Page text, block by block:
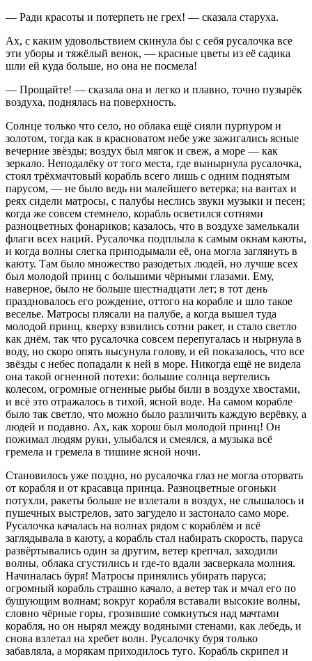
— Ради красоты и потерпеть не грех! — сказала старуха.
Ах, с каким удовольствием скинула бы с себя русалочка все
эти уборы и тяжёлый венок, — красные цветы из её садика
шли ей куда больше, но она не посмела!
— Прощайте! — сказала она и легко и плавно, точно пузырёк
воздуха, поднялась на поверхность.
Солнце только что село, но облака ещё сияли пурпуром и
золотом, тогда как в красноватом небе уже зажигались ясные
вечерние звёзды; воздух был мягок и свеж, а море — как
зеркало. Неподалёку от того места, где вынырнула русалочка,
стоял трёхмачтовый корабль всего лишь с одним поднятым
парусом, — не было ведь ни малейшего ветерка; на вантах и
реях сидели матросы, с палубы неслись звуки музыки и песен;
когда же совсем стемнело, корабль осветился сотнями
разноцветных фонариков; казалось, что в воздухе замелькали
флаги всех наций. Русалочка подплыла к самым окнам каюты,
и когда волны слегка приподымали её, она могла заглянуть в
каюту. Там было множество разодетых людей, но лучше всех
был молодой принц с большими чёрными глазами. Ему,
наверное, было не больше шестнадцати лет; в тот день
праздновалось его рождение, оттого на корабле и шло такое
веселье. Матросы плясали на палубе, а когда вышел туда
молодой принц, кверху взвились сотни ракет, и стало светло
как днём, так что русалочка совсем перепугалась и нырнула в
воду, но скоро опять высунула голову, и ей показалось, что все
звёзды с небес попадали к ней в море. Никогда ещё не видела
она такой огненной потехи: большие солнца вертелись
колесом, огромные огненные рыбы били в воздухе хвостами,
и всё это отражалось в тихой, ясной воде. На самом корабле
было так светло, что можно было различить каждую верёвку, а
людей и подавно. Ах, как хорош был молодой принц! Он
пожимал людям руки, улыбался и смеялся, а музыка всё
гремела и гремела в тишине ясной ночи.
Становилось уже поздно, но русалочка глаз не могла оторвать
от корабля и от красавца принца. Разноцветные огоньки
потухли, ракеты больше не взлетали в воздух, не слышалось и
пушечных выстрелов, зато загудело и застонало само море.
Русалочка качалась на волнах рядом с кораблём и всё
заглядывала в каюту, а корабль стал набирать скорость, паруса
развёртывались один за другим, ветер крепчал, заходили
волны, облака сгустились и где-то вдали засверкала молния.
Начиналась буря! Матросы принялись убирать паруса;
огромный корабль страшно качало, а ветер так и мчал его по
бушующим волнам; вокруг корабля вставали высокие волны,
словно чёрные горы, грозившие сомкнуться над мачтами
корабля, но он нырял между водяными стенами, как лебедь, и
снова взлетал на хребет волн. Русалочку буря только
забавляла, а морякам приходилось туго. Корабль скрипел и